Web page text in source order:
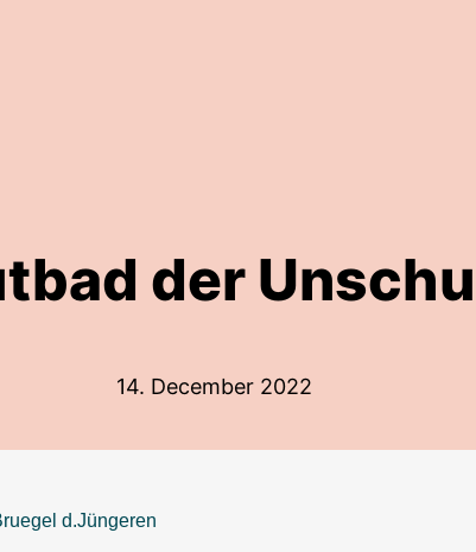
der
14. December 2022
d.Jüngeren